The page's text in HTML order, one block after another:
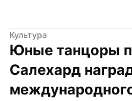
Культура
Юные танцоры
Салехард